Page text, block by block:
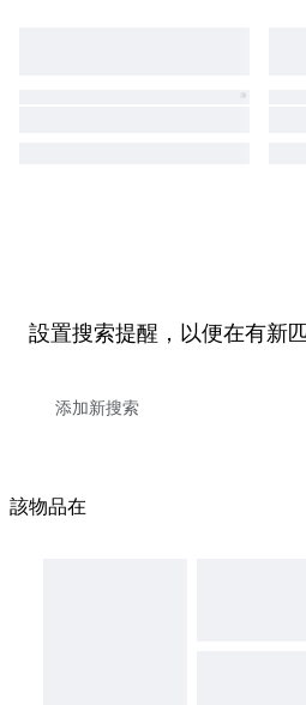
設置搜索提醒，以便在有新
該物品在